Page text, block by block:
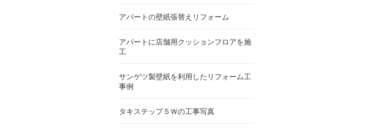
アパートの壁紙張替えリフォーム
アパートに店舗用クッションフロアを施
工
サンゲツ製壁紙を利用したリフォーム工
事例
タキステップ５Ｗの工事写真